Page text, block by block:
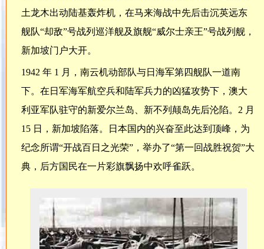
土龙木出动陆基轰炸机，在马来海战中先后击沉英远东
舰队“却敌”号战列巡洋舰及旗舰“威尔士亲王”号战列舰，
新加坡门户大开。
1942 年 1 月，南云机动部队与日海军第四舰队一道南
下。在日军海军航空兵和陆军兵力的凶猛攻势下，澳大
利亚军队驻守的新爱尔兰岛、新不列颠岛先后沦陷。2 月
15 日，新加坡陷落。日本国内的兴奋至此达到顶峰，为
纪念所谓“开战百日之光荣”，举办了“第一回战胜祝贺”大
典，后方国民在一片彩旗飘扬中欢呼雀跃。